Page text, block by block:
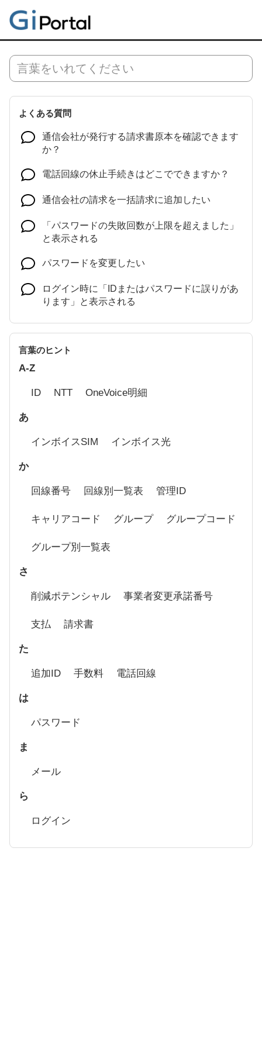
よくある質問
通信会社が発行する請求書原本を確認できます
か？
電話回線の休止手続きはどこでできますか？
通信会社の請求を一括請求に追加したい
「パスワードの失敗回数が上限を超えました」
と表示される
パスワードを変更したい
ログイン時に「IDまたはパスワードに誤りがあ
ります」と表示される
IDを忘れた
言葉のヒント
A-Z
ID NTT OneVoice明細
あ
インボイスSIM インボイス光
か
回線番号 回線別一覧表 管理ID
キャリアコード グループ グループコード
グループ別一覧表
さ
削減ポテンシャル 事業者変更承諾番号
支払 請求書
た
追加ID 手数料 電話回線
は
パスワード
ま
メール
ら
ログイン